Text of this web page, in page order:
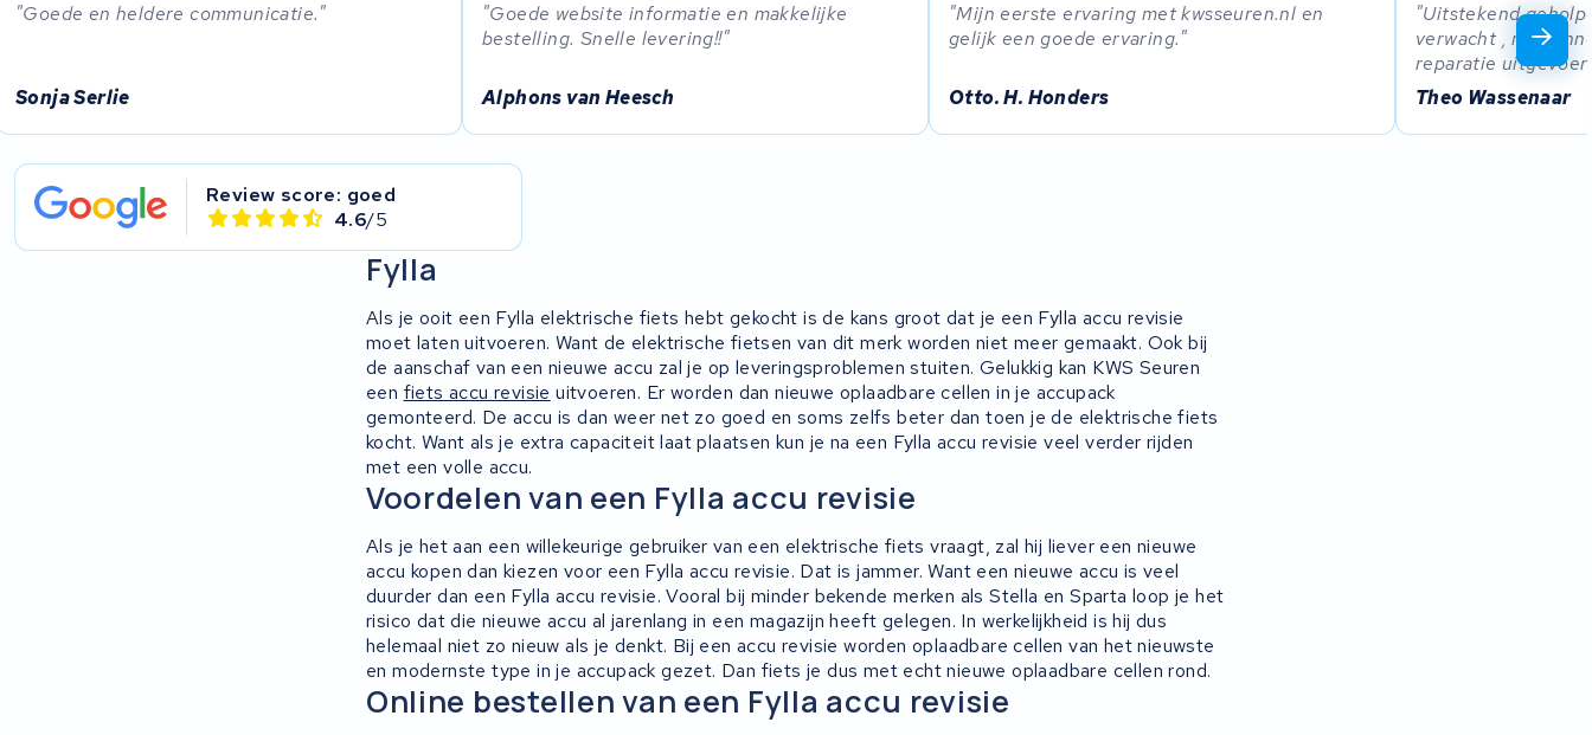
Ghost
Life&Mobility
Devron
Goede en heldere communicatie.
Sonja Serlie
Goede website informatie en makkelijke
bestelling. Snelle levering!!
Alphons van Heesch
Mijn eerste ervaring met kwsseuren.nl en
gelijk een goede ervaring.
Otto. H. Honders
Uitstekend
verwacht , niet
reparatie
Theo Wassenaar
Review score: goed
4.6/5
Fylla
Als je ooit een Fylla elektrische fiets hebt gekocht is de kans groot dat je een Fylla accu revisie
moet laten uitvoeren. Want de elektrische fietsen van dit merk worden niet meer gemaakt. Ook bij
de aanschaf van een nieuwe accu zal je op leveringsproblemen stuiten. Gelukkig kan KWS Seuren
een fiets accu revisie uitvoeren. Er worden dan nieuwe oplaadbare cellen in je accupack
gemonteerd. De accu is dan weer net zo goed en soms zelfs beter dan toen je de elektrische fiets
kocht. Want als je extra capaciteit laat plaatsen kun je na een Fylla accu revisie veel verder rijden
met een volle accu.
Voordelen van een Fylla accu revisie
Als je het aan een willekeurige gebruiker van een elektrische fiets vraagt, zal hij liever een nieuwe
accu kopen dan kiezen voor een Fylla accu revisie. Dat is jammer. Want een nieuwe accu is veel
duurder dan een Fylla accu revisie. Vooral bij minder bekende merken als Stella en Sparta loop je het
risico dat die nieuwe accu al jarenlang in een magazijn heeft gelegen. In werkelijkheid is hij dus
helemaal niet zo nieuw als je denkt. Bij een accu revisie worden oplaadbare cellen van het nieuwste
en modernste type in je accupack gezet. Dan fiets je dus met echt nieuwe oplaadbare cellen rond.
Online bestellen van een Fylla accu revisie